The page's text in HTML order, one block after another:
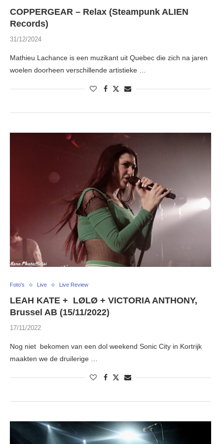
COPPERGEAR – Relax (Steampunk ALIEN
Records)
31/12/2024
Mathieu Lachance is een muzikant uit Quebec die zich na jaren
woelen doorheen verschillende artistieke …
Foto's Live Live Review
LEAH KATE + LØLØ + VICTORIA ANTHONY,
Brussel AB (15/11/2022)
17/11/2022
Nog niet bekomen van een dol weekend Sonic City in Kortrijk
maakten we de druilerige …